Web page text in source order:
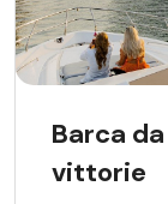
Barca
vittorie